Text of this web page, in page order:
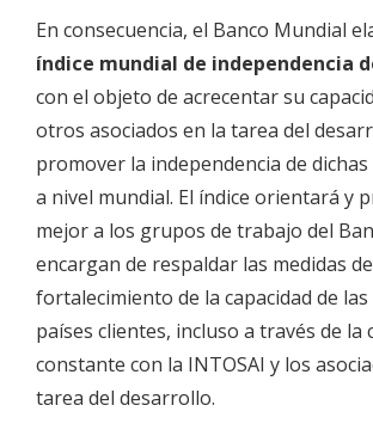
En consecuencia, el Banco Mundial
índice mundial de independencia de
con el objeto de acrecentar su
otros asociados en la tarea del
promover la independencia de
a nivel mundial. El índice orientará y
mejor a los grupos de trabajo del
encargan de respaldar las medidas de
fortalecimiento de la capacidad de las
países clientes, incluso a través de la
constante con la INTOSAI y los
tarea del desarrollo.